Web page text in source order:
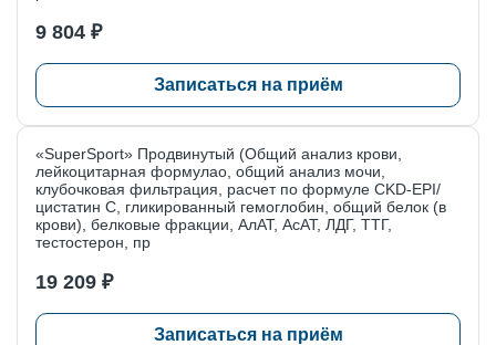
9 804 ₽
Записаться на приём
«SuperSport» Продвинутый (Общий анализ крови,
лейкоцитарная формулао, общий анализ мочи,
клубочковая фильтрация, расчет по формуле CKD-EPI/
цистатин С, гликированный гемоглобин, общий белок (в
крови), белковые фракции, АлАТ, АсАТ, ЛДГ, ТТГ,
тестостерон, пр
19 209 ₽
Записаться на приём